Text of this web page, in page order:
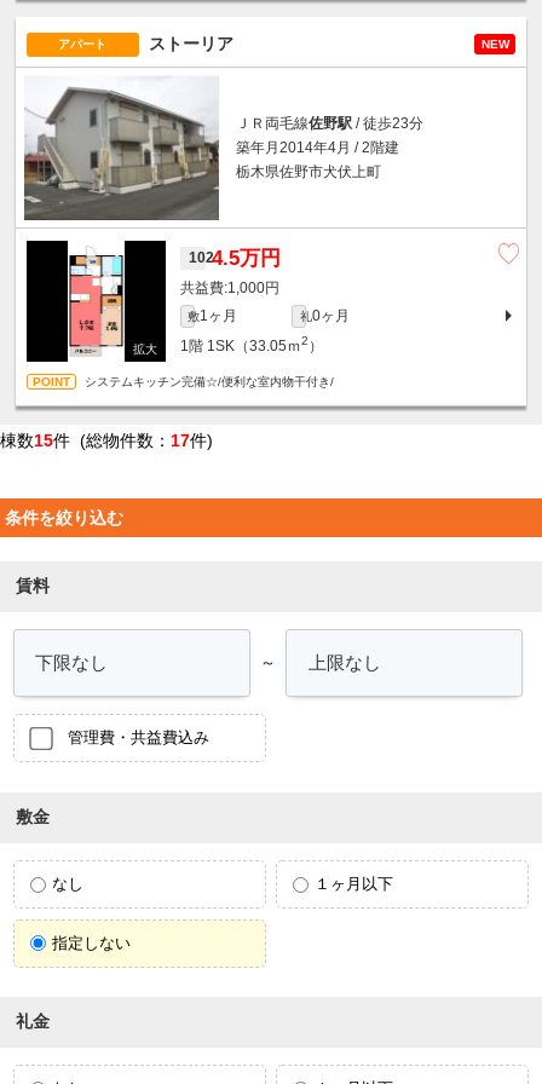
アパート ストーリア NEW
ＪＲ両毛線佐野駅 / 徒歩23分
築年月2014年4月 / 2階建
栃木県佐野市犬伏上町
1024.5万円
1,000円
敷1ヶ月 礼0ヶ月
1階 1SK（33.05ｍ2 ）
システムキッチン完備☆/便利な室内物干付き/
棟数15件 (総物件数： 17件)
条件を絞り込む
賃料
～
管理費・共益費込み
敷金
なし １ヶ月以下
指定しない
礼金